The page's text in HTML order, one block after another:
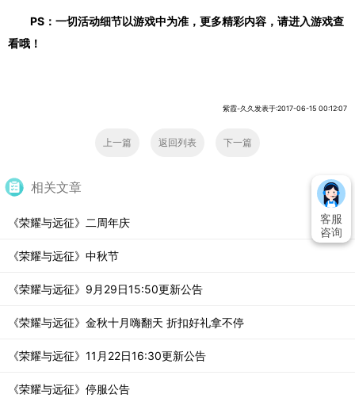
PS：一切活动细节以游戏中为准，更多精彩内容，请进入游戏查
看哦！
紫霞-久久发表于:2017-06-15 00:12:07
上一篇 返回列表 下一篇
相关文章
《荣耀与远征》二周年庆
《荣耀与远征》中秋节
《荣耀与远征》9月29日15:50更新公告
《荣耀与远征》金秋十月嗨翻天 折扣好礼拿不停
《荣耀与远征》11月22日16:30更新公告
《荣耀与远征》停服公告
客服
咨询